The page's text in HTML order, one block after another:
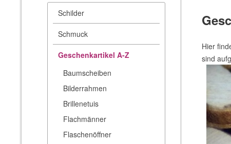
Schilder
Schmuck
Geschenkartikel A-Z
Baumscheiben
Bilderrahmen
Brillenetuis
Flachmänner
Flaschenöffner
Hier
sind